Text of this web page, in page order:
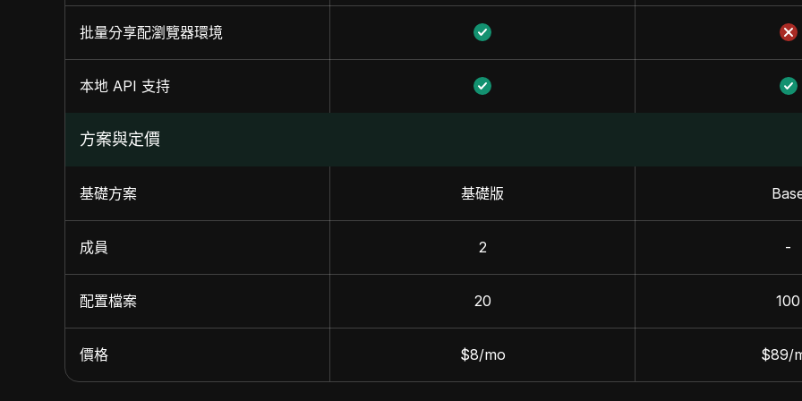
批量分享配瀏覽器環境
本地 API 支持
方案與定價
基礎方案 基礎版
成員 2 -
配置檔案 20 100
價格 $8/mo $89/